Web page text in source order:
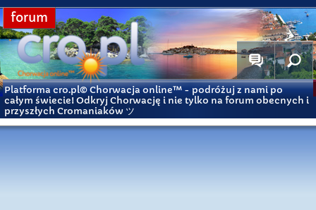
forum
Platforma cro.pl© Chorwacja online™ - podróżuj z nami po
całym świecie! Odkryj Chorwację i nie tylko na forum obecnych i
przyszłych Cromaniaków ツ